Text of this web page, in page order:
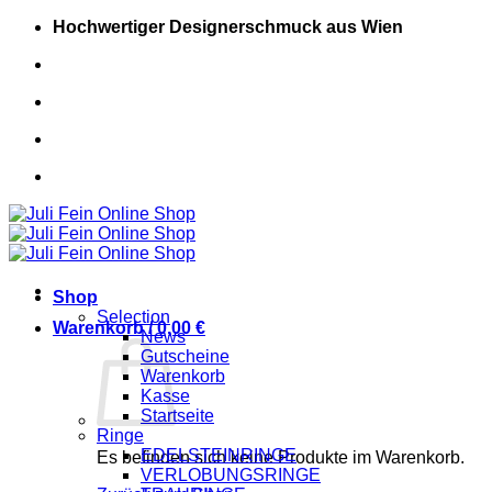
Zum
springen
Hochwertiger Designerschmuck aus Wien
Warenkorb /0,00 €
Es befinden sich keine Produkte im Warenkorb.
Shop
Selection
News
Gutscheine
Warenkorb
Kasse
Startseite
Ringe
EDELSTEINRINGE
VERLOBUNGSRINGE